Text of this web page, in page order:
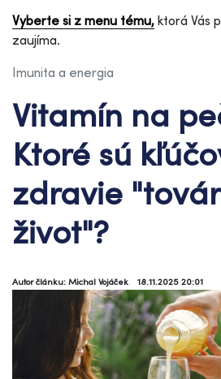
Vyberte si z menu tému, ktorá Vás
zaujíma.
Imunita a energia
Vitamín na
Ktoré sú
zdravie
život"?
Autor článku: Michal Vojáček 18.11.2025 20:01